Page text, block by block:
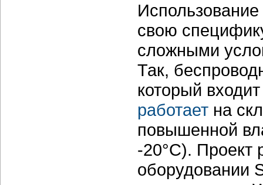
свою
сложными
Так,
который
работает на
повышенной
-20°С). Проект
оборудовании